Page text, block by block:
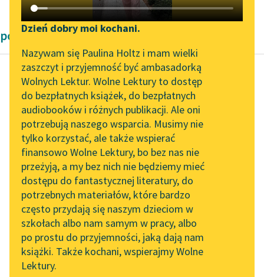
Katalog DAISY
Podkasty o książkach
Zgłoś brak utworu
Aktualności
Zapraszamy na spotkanie
online z tłumaczkami
literatury skandynawskiej
Spotkanie z Katarzyną
Tunkiel w Oslo
Wolne Lektury na 32.
Pol’and’Rock Festivalu
„Kochanek Lady
Chatterley” do słuchania
na Wolnych Lekturach
Nowy audiobook –
„Marzenie o Oriencie”
Narzędzia
Mapa Wolnych Lektur
Leśmianator
Przewodnik dla piszących i
czytających
API
OAI-PMH
Widget Wolnych Lektur
Przypisy
Dzień dobry moi kochani.
Nazywam się Paulina Holtz i mam wielki
zaszczyt i przyjemność być ambasadorką
Wolnych Lektur. Wolne Lektury to dostęp
do bezpłatnych książek, do bezpłatnych
audiobooków i różnych publikacji. Ale oni
potrzebują naszego wsparcia. Musimy nie
tylko korzystać, ale także wspierać
finansowo Wolne Lektury, bo bez nas nie
przeżyją, a my bez nich nie będziemy mieć
dostępu do fantastycznej literatury, do
potrzebnych materiałów, które bardzo
często przydają się naszym dzieciom w
szkołach albo nam samym w pracy, albo
po prostu do przyjemności, jaką dają nam
książki. Także kochani, wspierajmy Wolne
Lektury.
powieści obyczajowe Zofii Urbanowskiej
Zofia Urbanowska
Księżniczka
Moje
najdroższe
dziecko!
Okropne
spotkało
nas
nieszczęście;
Ofman chce